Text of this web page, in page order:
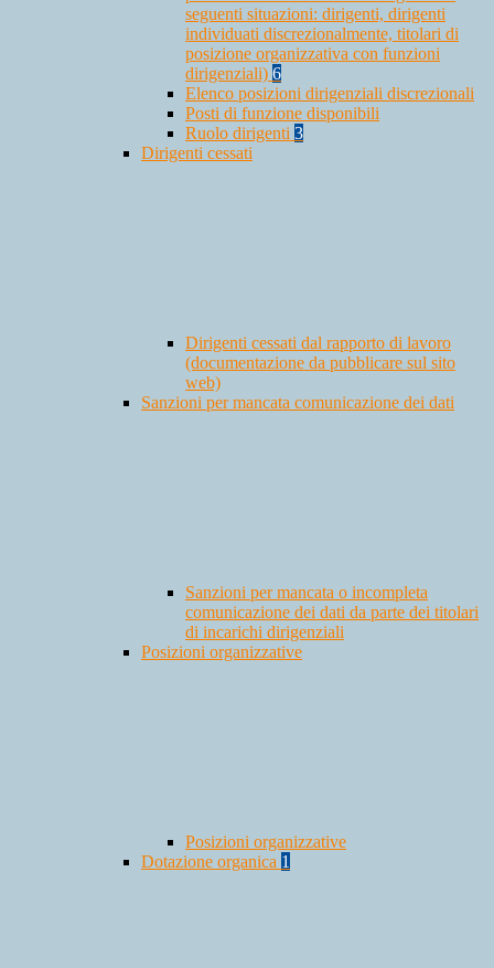
seguenti situazioni: dirigenti, dirigenti
individuati discrezionalmente, titolari di
posizione organizzativa con funzioni
dirigenziali) 6
Elenco posizioni dirigenziali discrezionali
Posti di funzione disponibili
Ruolo dirigenti 3
Dirigenti cessati
Dirigenti cessati dal rapporto di lavoro
(documentazione da pubblicare sul sito
web)
Sanzioni per mancata comunicazione dei dati
Sanzioni per mancata o incompleta
comunicazione dei dati da parte dei titolari
di incarichi dirigenziali
Posizioni organizzative
Posizioni organizzative
Dotazione organica 1